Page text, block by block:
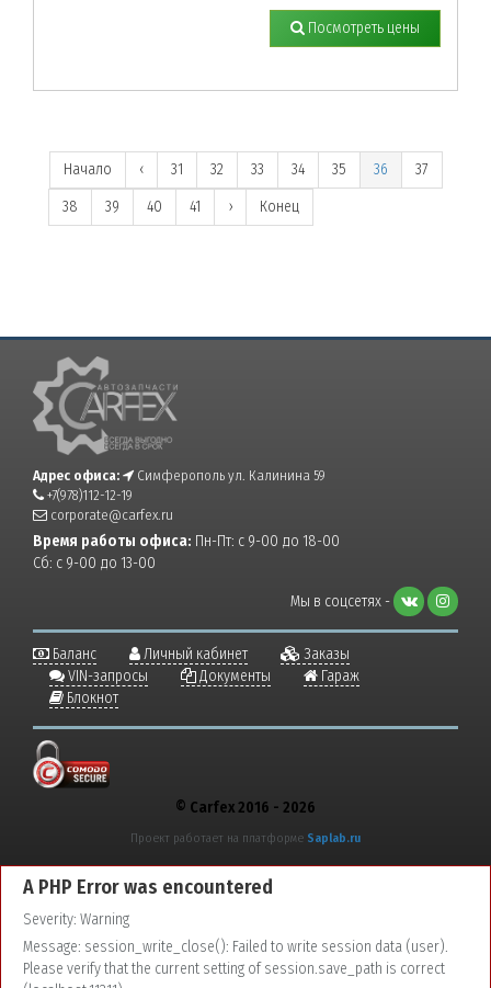
Посмотреть цены
Начало ‹ 31 32 33 34 35 36
37
38
39 40 41 › Конец
Адрес офиса:
Симферополь ул. Калинина 59
+7(978)112-12-19
corporate@carfex.ru
Время работы офиса: Пн-Пт: с 9-00 до 18-00
Сб: с 9-00 до 13-00
Мы в соцсетях -
Баланс Личный кабинет
Заказы
VIN-запросы
Документы
Гараж
Блокнот
© Carfex 2016 - 2026
Проект работает на платформе Saplab.ru
A PHP Error was encountered
Severity: Warning
Message: session_write_close(): Failed to write session data (user).
Please verify that the current setting of session.save_path is correct